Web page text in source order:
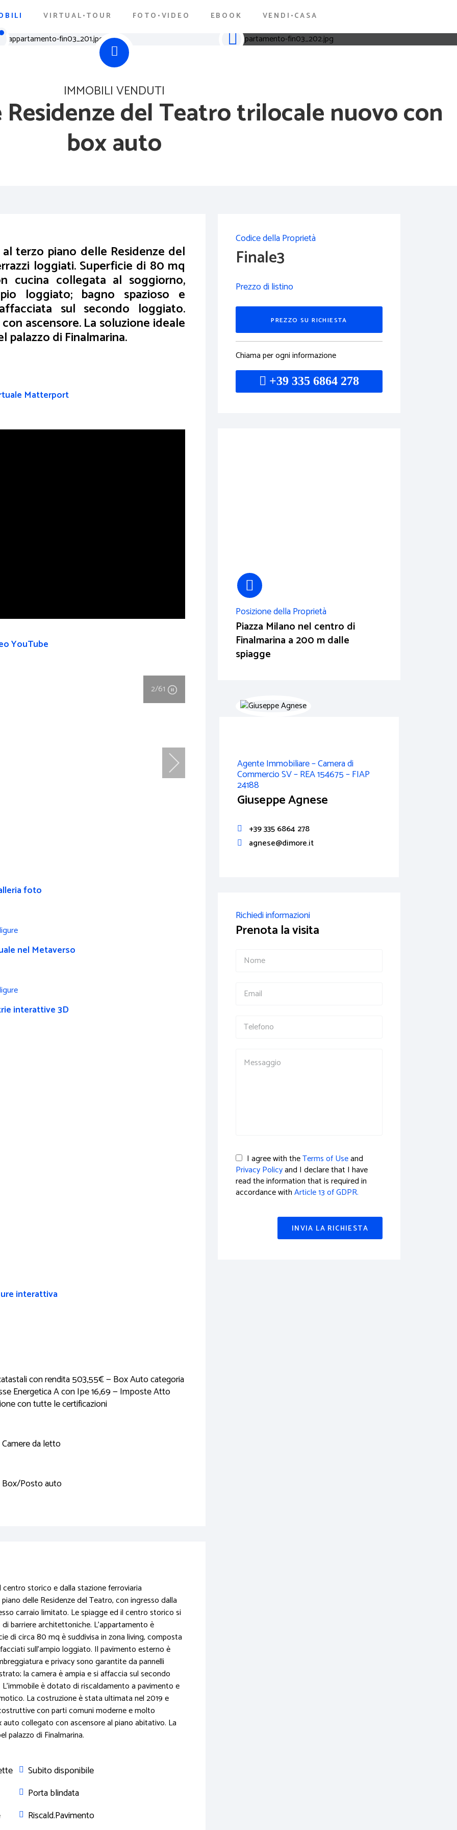
VIRTUAL•TOUR FOTO•VIDEO EBOOK VENDI•CASA
IMMOBILI VENDUTI
del Teatro trilocale nuovo con
box auto
terzo piano delle Residenze del
loggiati. Superficie di 80 mq
cucina collegata al soggiorno,
loggiato; bagno spazioso e
sul secondo loggiato.
ascensore. La soluzione ideale
palazzo di Finalmarina.
Matterport
YouTube
2/61
foto
nel Metaverso
interattive 3D
interattiva
con rendita 503,55€ — Box Auto categoria
Energetica A con Ipe 16,69 — Imposte Atto
con tutte le certificazioni
Camere da letto
Box/Posto auto
centro storico e dalla stazione ferroviaria
delle Residenze del Teatro, con ingresso dalla
carraio limitato. Le spiagge ed il centro storico si
barriere architettoniche. L'appartamento è
di circa 80 mq è suddivisa in zona living, composta
sull'ampio loggiato. Il pavimento esterno è
e privacy sono garantite da pannelli
la camera è ampia e si affaccia sul secondo
è dotato di riscaldamento a pavimento e
La costruzione è stata ultimata nel 2019 e
con parti comuni moderne e molto
collegato con ascensore al piano abitativo. La
palazzo di Finalmarina.
Subito disponibile
Porta blindata
Riscald.Pavimento
Codice della Proprietà
Finale3
Prezzo di listino
PREZZO SU RICHIESTA
Chiama per ogni informazione
+39 335 6864 278
Posizione della Proprietà
Piazza Milano nel centro di
Finalmarina a 200 m dalle
spiagge
Agente Immobiliare – Camera di
Commercio SV – REA 154675 – FIAP
24188
Giuseppe Agnese
+39 335 6864 278
agnese@dimore.it
Richiedi informazioni
Prenota la visita
I agree with theTerms of Useand
Privacy Policyand I declare that I have
read the information that is required in
accordance withArticle 13 of GDPR.
INVIA LA RICHIESTA